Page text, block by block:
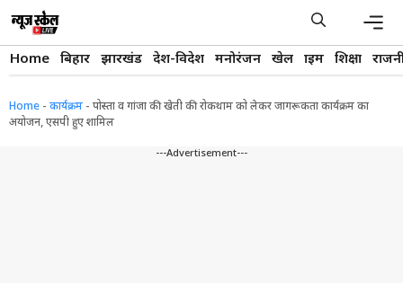
content
Home बिहार झारखंड देश-विदेश मनोरंजन खेल क्राइम शिक्षा
Home - कार्यक्रम - पोस्ता व गांजा की खेती की रोकथाम को लेकर जागरूकता कार्यक्रम का
अयोजन, एसपी हुए शामिल
---Advertisement---